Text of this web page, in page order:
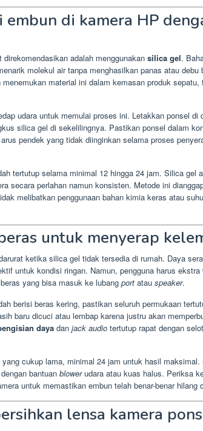
embun di kamera HP
adalah menggunakan silica gel.
molekul air tanpa menghasilkan panas atau debu
menemukan material ini dalam kemasan produk
udara untuk memulai proses ini. Letakkan ponsel di
silica gel di sekelilingnya. Pastikan ponsel dalam
pendek yang tidak diinginkan selama proses
tertutup selama minimal 12 hingga 24 jam. Silica gel
secara perlahan namun konsisten. Metode ini
melibatkan penggunaan bahan kimia keras atau
untuk menyerap
ketika silica gel tidak tersedia di rumah. Daya
untuk kondisi ringan. Namun, pengguna harus ekstra
yang bisa masuk ke lubang port atau speaker.
berisi beras kering, pastikan seluruh permukaan
baru dicuci atau lembap karena justru akan
daya dan jack audio tertutup rapat dengan
cukup lama, minimal 24 jam untuk hasil maksimal.
bantuan blowerudara atau kuas halus. Periksa
untuk memastikan embun telah benar-benar hilang
lensa kamera